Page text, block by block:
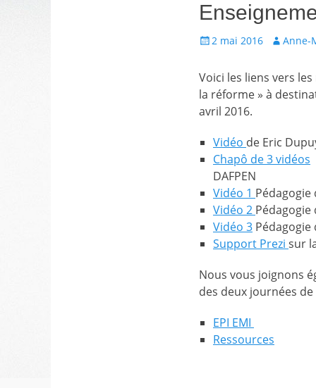
Écrit2 mai 2016 Auteur
Anne-
Voici les liens vers
la réforme » à
avril 2016.
Vidéo de Eric
Chapô de 3 vidéos
DAFPEN
Vidéo 1 Pédagogie
Vidéo 2
Vidéo 3
Support Prezi sur
Nous vous joignons
des deux journées
EPI EMI
Ressources